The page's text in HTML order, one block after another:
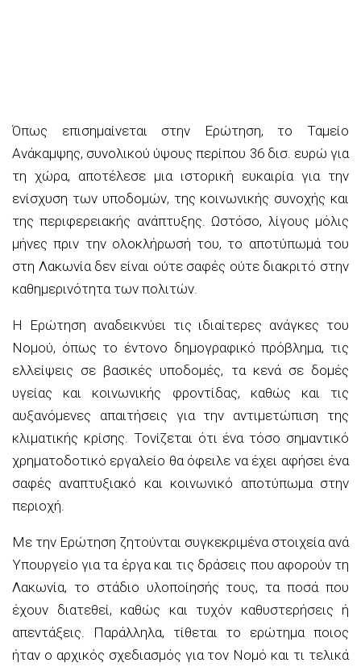
Όπως επισημαίνεται στην Ερώτηση, το Ταμείο
Ανάκαμψης, συνολικού ύψους περίπου 36 δισ. ευρώ για
τη χώρα, αποτέλεσε μια ιστορική ευκαιρία για την
ενίσχυση των υποδομών, της κοινωνικής συνοχής και
της περιφερειακής ανάπτυξης. Ωστόσο, λίγους μόλις
μήνες πριν την ολοκλήρωσή του, το αποτύπωμά του
στη Λακωνία δεν είναι ούτε σαφές ούτε διακριτό στην
καθημερινότητα των πολιτών.
Η Ερώτηση αναδεικνύει τις ιδιαίτερες ανάγκες του
Νομού, όπως το έντονο δημογραφικό πρόβλημα, τις
ελλείψεις σε βασικές υποδομές, τα κενά σε δομές
υγείας και κοινωνικής φροντίδας, καθώς και τις
αυξανόμενες απαιτήσεις για την αντιμετώπιση της
κλιματικής κρίσης. Τονίζεται ότι ένα τόσο σημαντικό
χρηματοδοτικό εργαλείο θα όφειλε να έχει αφήσει ένα
σαφές αναπτυξιακό και κοινωνικό αποτύπωμα στην
περιοχή.
Με την Ερώτηση ζητούνται συγκεκριμένα στοιχεία ανά
Υπουργείο για τα έργα και τις δράσεις που αφορούν τη
Λακωνία, το στάδιο υλοποίησής τους, τα ποσά που
έχουν διατεθεί, καθώς και τυχόν καθυστερήσεις ή
απεντάξεις. Παράλληλα, τίθεται το ερώτημα ποιος
ήταν ο αρχικός σχεδιασμός για τον Νομό και τι τελικά